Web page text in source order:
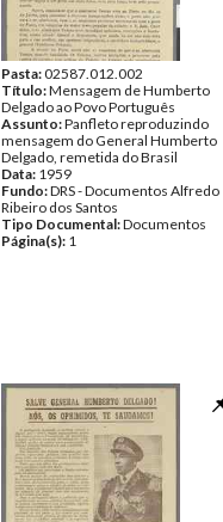
Pasta:02587.012.002
Título:Mensagem de Humberto
Delgado ao Povo Português
Assunto:Panfleto reproduzindo
mensagem do General Humberto
Delgado, remetida do Brasil
Data: 1959
Fundo:DRS - Documentos Alfredo
Ribeiro dos Santos
Tipo Documental:Documentos
Página(s): 1